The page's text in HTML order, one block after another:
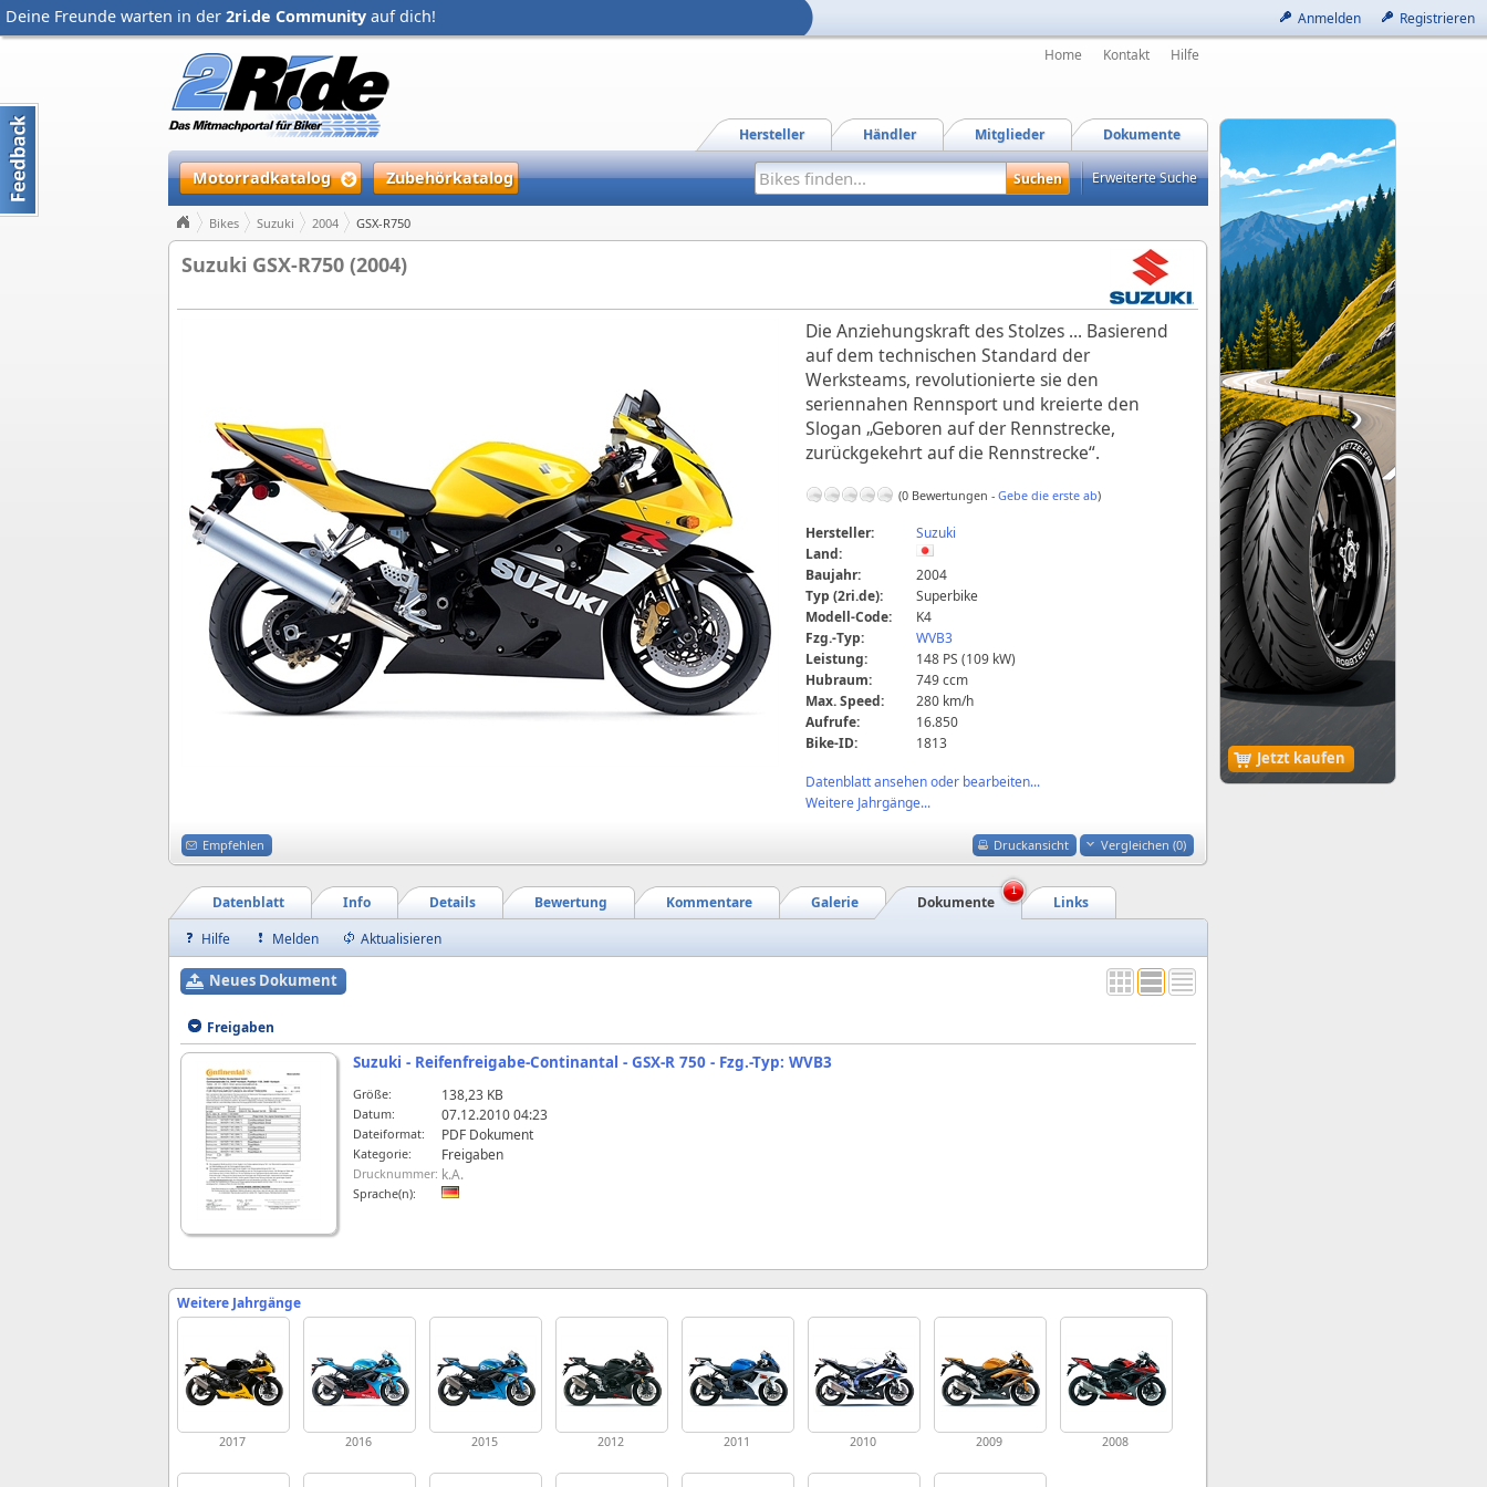
Anmelden Registrieren
Deine Freunde warten in der 2ri.de Community auf dich!
Jetzt kaufen
Home Kontakt Hilfe
Dokumente
Mitglieder
Händler
Hersteller
Motorradkatalog Zubehörkatalog Erweiterte Suche
Bikes Suzuki 2004 GSX-R750
Suzuki GSX-R750 (2004)
Die Anziehungskraft des Stolzes ... Basierend
auf dem technischen Standard der
Werksteams, revolutionierte sie den
seriennahen Rennsport und kreierte den
Slogan „Geboren auf der Rennstrecke,
zurückgekehrt auf die Rennstrecke“.
(0 Bewertungen - Gebe die erste ab)
Hersteller:
Suzuki
Land:
Baujahr:
2004
Typ (2ri.de):
Superbike
Modell-Code:
K4
Fzg.-Typ:
WVB3
Leistung:
148 PS (109 kW)
Hubraum:
749 ccm
Max. Speed:
280 km/h
Aufrufe:
16.850
Bike-ID:
1813
Datenblatt ansehen oder bearbeiten...
Weitere Jahrgänge...
Druckansicht Vergleichen (0)
Empfehlen
Links
Dokumente
Galerie
Kommentare
Bewertung
Details
Info
Datenblatt
1
Hilfe Melden Aktualisieren
Neues Dokument
Freigaben
Suzuki - Reifenfreigabe-Continantal - GSX-R 750 - Fzg.-Typ: WVB3
Größe: 138,23 KB
Datum: 07.12.2010 04:23
Dateiformat: PDF Dokument
Kategorie: Freigaben
Drucknummer: k.A.
Sprache(n):
Weitere Jahrgänge
2017 2016 2015 2012 2011 2010 2009 2008